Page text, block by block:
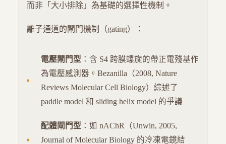
而非「大小排除」為基礎的選擇性機制。
離子通道的閘門機制（gating）：
電壓閘門型 ：含 S4 跨膜螺旋的帶正電殘基作
為電壓感測器。Bezanilla（2008, Nature
Reviews Molecular Cell Biology）綜述了
paddle model 和 sliding helix model 的爭議
配體閘門型 ：如 nAChR（Unwin, 2005,
Journal of Molecular Biology 的冷凍電鏡結